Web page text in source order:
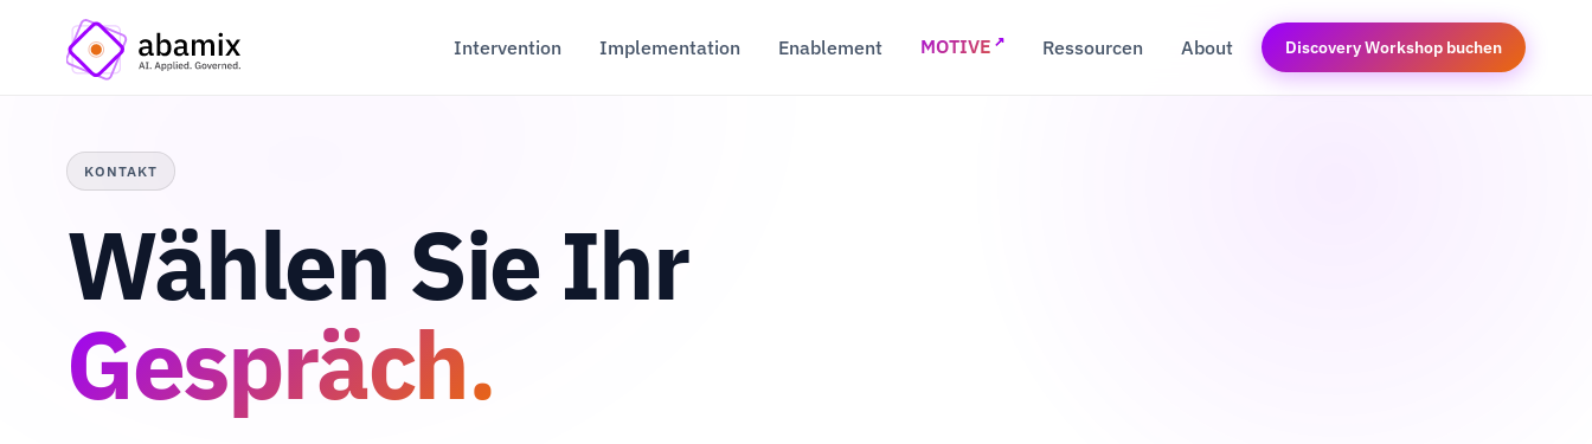
Intervention Implementation Enablement MOTIVE ↗ Ressourcen About Discovery Workshop buchen
KONTAKT
Wählen Sie Ihr
Gespräch.